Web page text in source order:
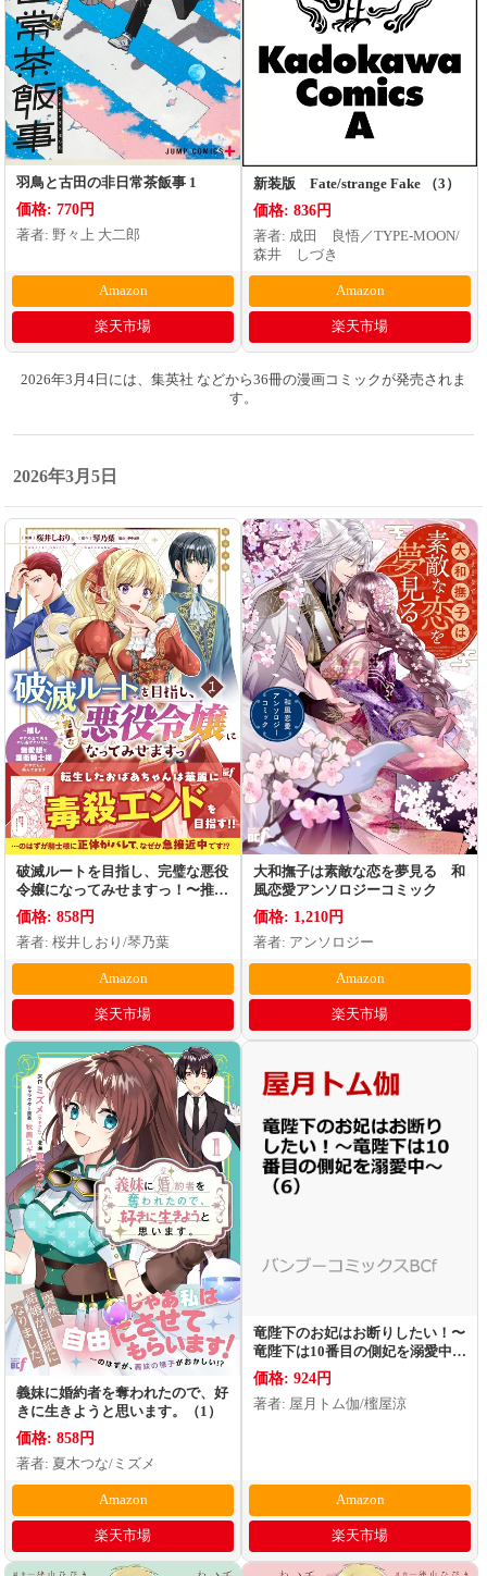
羽鳥と古田の非日常茶飯事 1
価格: 770円
著者: 野々上 大二郎
Amazon
楽天市場
新装版 Fate/strange Fake （3）
価格: 836円
著者: 成田 良悟／TYPE-MOON/
森井 しづき
Amazon
楽天市場
2026年3月4日には、集英社 などから36冊の漫画コミックが発売されま
す。
2026年3月5日
破滅ルートを目指し、完璧な悪役
令嬢になってみせますっ！〜推し
のため当て馬をやり遂げたいの
に、無愛想な護衛騎士様がやたら
と絡んできます〜（1）
価格: 858円
著者: 桜井しおり/琴乃葉
Amazon
楽天市場
大和撫子は素敵な恋を夢見る 和
風恋愛アンソロジーコミック
価格: 1,210円
著者: アンソロジー
Amazon
楽天市場
義妹に婚約者を奪われたので、好
きに生きようと思います。（1）
価格: 858円
著者: 夏木つな/ミズメ
Amazon
楽天市場
竜陛下のお妃はお断りしたい！〜
竜陛下は10番目の側妃を溺愛中〜
（6）
価格: 924円
著者: 屋月トム伽/櫁屋涼
Amazon
楽天市場